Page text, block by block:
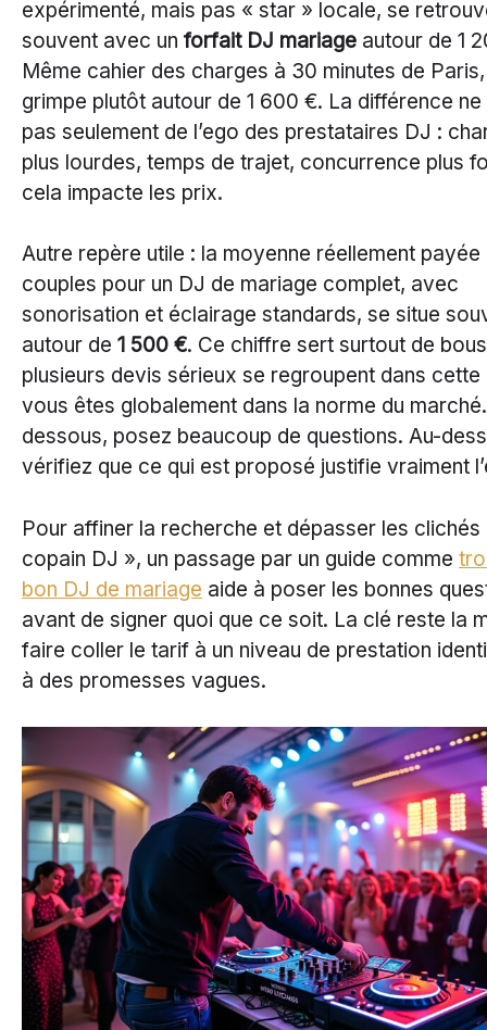
expérimenté, mais pas « star » locale, se
souvent avec un forfait DJ mariage autour de 1
Même cahier des charges à 30 minutes de
grimpe plutôt autour de 1 600 €. La différence
pas seulement de l’ego des prestataires DJ :
plus lourdes, temps de trajet, concurrence plus
cela impacte les prix.
Autre repère utile : la moyenne réellement payée
couples pour un DJ de mariage complet, avec
sonorisation et éclairage standards, se situe
autour de 1 500 €. Ce chiffre sert surtout de
plusieurs devis sérieux se regroupent dans cette
vous êtes globalement dans la norme du
dessous, posez beaucoup de questions. Au-
vérifiez que ce qui est proposé justifie vraiment
Pour affiner la recherche et dépasser les clichés
copain DJ », un passage par un guide comme
bon DJ de mariage aide à poser les bonnes
avant de signer quoi que ce soit. La clé reste la
faire coller le tarif à un niveau de prestation
à des promesses vagues.